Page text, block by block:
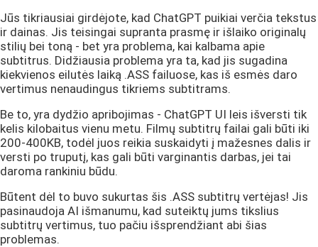
Jūs tikriausiai girdėjote, kad ChatGPT puikiai verčia tekstus
ir dainas. Jis teisingai supranta prasmę ir išlaiko originalų
stilių bei toną - bet yra problema, kai kalbama apie
subtitrus. Didžiausia problema yra ta, kad jis sugadina
kiekvienos eilutės laiką .ASS failuose, kas iš esmės daro
vertimus nenaudingus tikriems subtitrams.
Be to, yra dydžio apribojimas - ChatGPT UI leis išversti tik
kelis kilobaitus vienu metu. Filmų subtitrų failai gali būti iki
200-400KB, todėl juos reikia suskaidyti į mažesnes dalis ir
versti po truputį, kas gali būti varginantis darbas, jei tai
daroma rankiniu būdu.
Būtent dėl to buvo sukurtas šis .ASS subtitrų vertėjas! Jis
pasinaudoja AI išmanumu, kad suteiktų jums tikslius
subtitrų vertimus, tuo pačiu išsprendžiant abi šias
problemas.